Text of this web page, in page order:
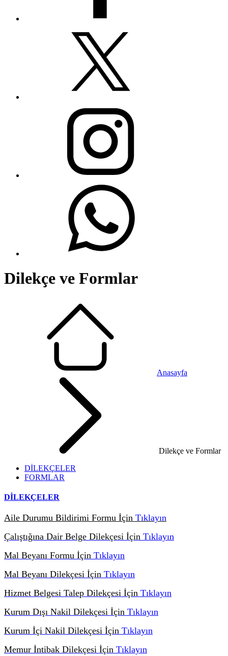
Dilekçe ve Formlar
Anasayfa
Dilekçe ve Formlar
DİLEKÇELER
FORMLAR
DİLEKÇELER
Aile Durumu Bildirimi Formu İçin Tıklayın
Çalıştığına Dair Belge Dilekçesi İçin Tıklayın
Mal Beyanı Formu İçin Tıklayın
Mal Beyanı Dilekçesi İçin Tıklayın
Hizmet Belgesi Talep Dilekçesi İçin Tıklayın
Kurum Dışı Nakil Dilekçesi İçin Tıklayın
Kurum İçi Nakil Dilekçesi İçin Tıklayın
Memur İntibak Dilekçesi İçin Tıklayın